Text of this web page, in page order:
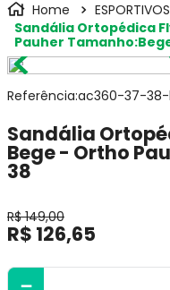
Sandália Ortopédica
Pauher
Referência:ac360-37-
Sandália
Bege - Ortho
38
R$ 149,00
R$ 126,65
－